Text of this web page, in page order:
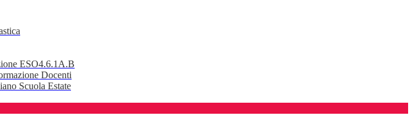
ESO4.6.1A.B
Docenti
Scuola Estate